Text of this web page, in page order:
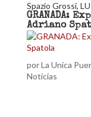
GRANADA:
Adriano
porLa Unica
Noticias
Spazio Grossi,